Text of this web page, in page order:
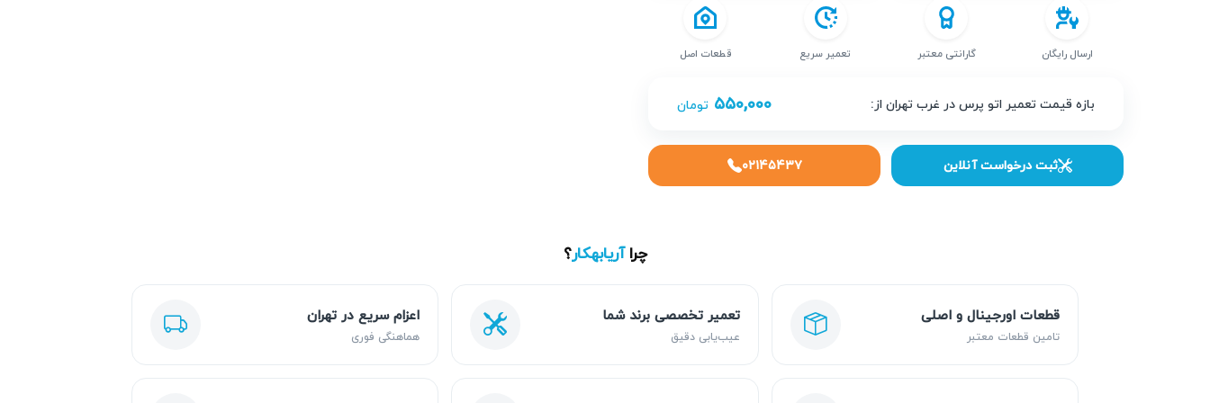
ارسال رایگان گارانتی معتبر تعمیر سریع قطعات اصل
بازه قیمت تعمیر اتو پرس در غرب تهران از: ۵۵۰,۰۰۰ تومان
ثبت درخواست آنلاین ۰۲۱۴۵۴۳۷
چراآریابهکار؟
قطعات اورجینال و اصلی
تامین قطعات معتبر
تعمیر تخصصی برند شما
عیب‌یابی دقیق
اعزام سریع در تهران
هماهنگی فوری